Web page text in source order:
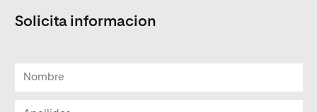
Solicita informacion